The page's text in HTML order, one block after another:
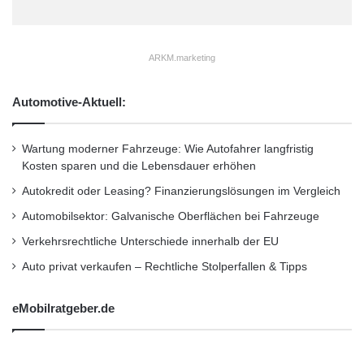
Erste-Hilfe-Kästen: neues Jahr, neue
Vorschriften.
e
r
e
l
m
ß
i
e
c
ARKM.marketing
Automotive-Aktuell:
Wartung moderner Fahrzeuge: Wie Autofahrer langfristig
Kosten sparen und die Lebensdauer erhöhen
Autokredit oder Leasing? Finanzierungslösungen im Vergleich
Automobilsektor: Galvanische Oberflächen bei Fahrzeuge
Verkehrsrechtliche Unterschiede innerhalb der EU
Auto privat verkaufen – Rechtliche Stolperfallen & Tipps
eMobilratgeber.de